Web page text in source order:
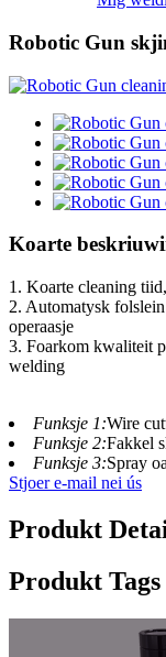
Robotic Gun
Koarte
1. Koarte cleaning
2. Automatysk
operaasje
3. Foarkom kwaliteit
welding
Funksje 1:Wire
Funksje 2:Fakkel
Funksje 3:Spray
Stjoer e-mail nei ús
Produkt
Produkt Tags